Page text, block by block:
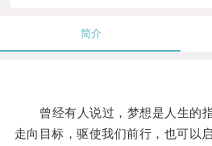
简介
曾经有人说过，梦想是人生的指
走向目标，驱使我们前行，也可以